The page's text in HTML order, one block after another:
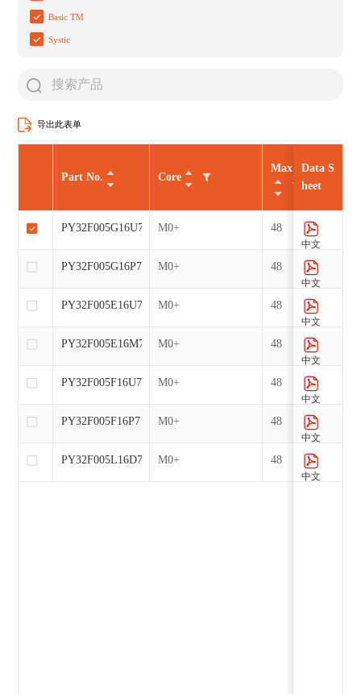
Basic TM
Systic
导出此表单
Core
Max CLK（MHz
M0+ 48
M0+ 48
M0+ 48
M0+ 48
M0+ 48
M0+ 48
M0+ 48
Part No.
PY32F005G16U7
PY32F005G16P7
PY32F005E16U7
PY32F005E16M7
PY32F005F16U7
PY32F005F16P7
PY32F005L16D7
Data S
heet
中文
中文
中文
中文
中文
中文
中文